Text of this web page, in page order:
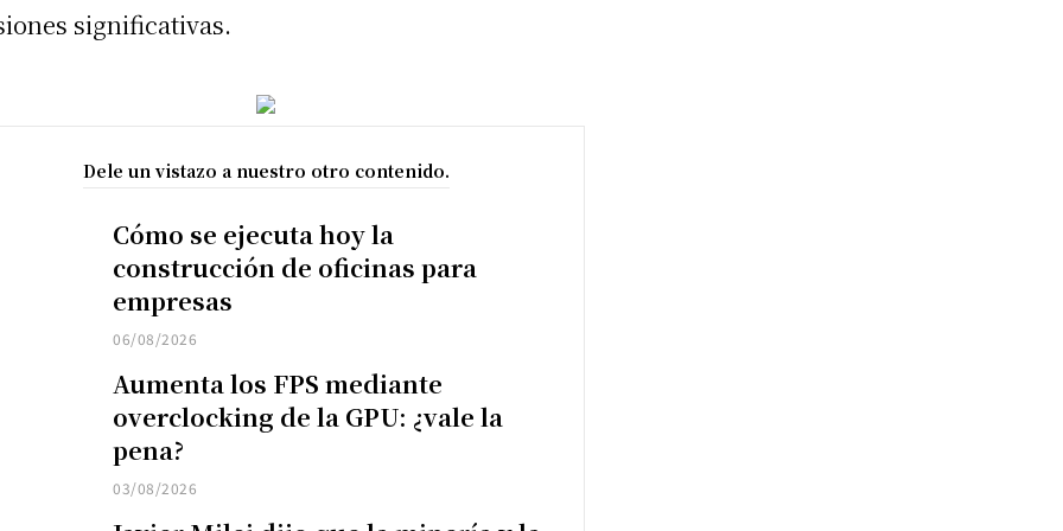
significativas.
Dele un vistazo a nuestro otro contenido.
Cómo se ejecuta hoy la
construcción de oficinas para
empresas
06/08/2026
Aumenta los FPS mediante
overclocking de la GPU: ¿vale la
pena?
03/08/2026